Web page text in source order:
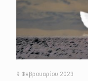
9 Φεβρουαρίου 2023